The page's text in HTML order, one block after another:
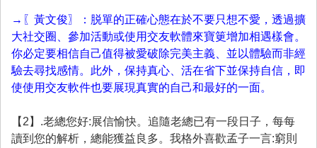
→〖黃文俊〗：脱單的正確心態在於不要只想不愛，透過擴
大社交圈、參加活動或使用交友軟體來寶筻增加相遇樣會。
你必定要相信自己值得被愛破除完美主義、並以體驗而非經
驗去尋找感情。此外，保持真心、活在省下並保持自信，即
使使用交友軟件也要展現真實的自己和最好的一面。
【2】.老總您好:展信愉快。追隨老總已有一段日子，每每
讀到您的解析，總能獲益良多。我格外喜歡孟子一言:窮則